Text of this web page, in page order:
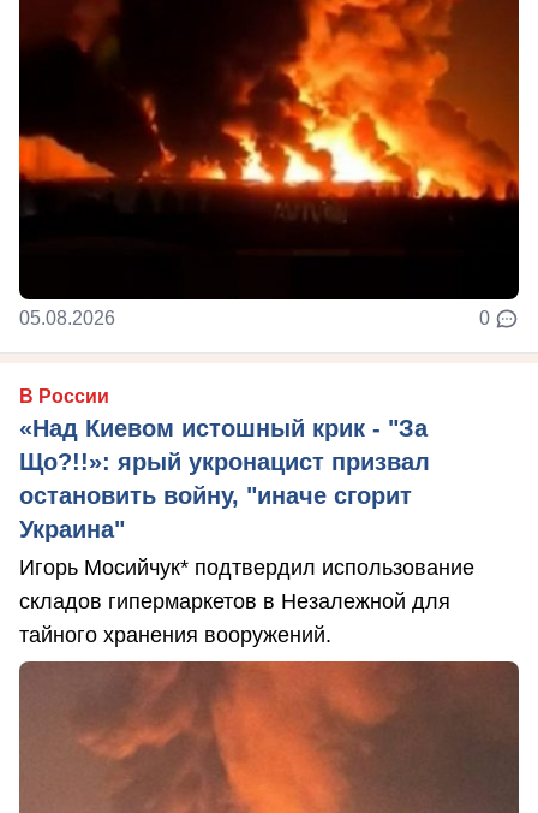
05.08.2026 0
В России
«Над Киевом истошный крик - "За
Що?!!»: ярый укронацист призвал
остановить войну, "иначе сгорит
Украина"
Игорь Мосийчук* подтвердил использование
складов гипермаркетов в Незалежной для
тайного хранения вооружений.